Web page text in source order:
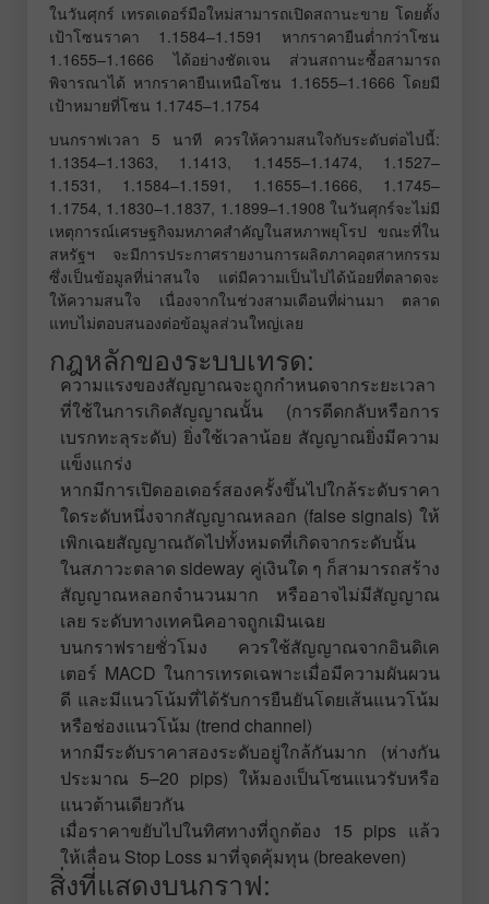
ในวันศุกร์ เทรดเดอร์มือใหม่สามารถเปิดสถานะขาย โดยตั้ง
เป้าโซนราคา 1.1584–1.1591 หากราคายืนต่ำกว่าโซน
1.1655–1.1666 ได้อย่างชัดเจน ส่วนสถานะซื้อสามารถ
พิจารณาได้ หากราคายืนเหนือโซน 1.1655–1.1666 โดยมี
เป้าหมายที่โซน 1.1745–1.1754
บนกราฟเวลา 5 นาที ควรให้ความสนใจกับระดับต่อไปนี้:
1.1354–1.1363, 1.1413, 1.1455–1.1474, 1.1527–
1.1531, 1.1584–1.1591, 1.1655–1.1666, 1.1745–
1.1754, 1.1830–1.1837, 1.1899–1.1908 ในวันศุกร์จะไม่มี
เหตุการณ์เศรษฐกิจมหภาคสำคัญในสหภาพยุโรป ขณะที่ใน
สหรัฐฯ จะมีการประกาศรายงานการผลิตภาคอุตสาหกรรม
ซึ่งเป็นข้อมูลที่น่าสนใจ แต่มีความเป็นไปได้น้อยที่ตลาดจะ
ให้ความสนใจ เนื่องจากในช่วงสามเดือนที่ผ่านมา ตลาด
แทบไม่ตอบสนองต่อข้อมูลส่วนใหญ่เลย
กฎหลักของระบบเทรด:
ความแรงของสัญญาณจะถูกกำหนดจากระยะเวลา
ที่ใช้ในการเกิดสัญญาณนั้น (การดีดกลับหรือการ
เบรกทะลุระดับ) ยิ่งใช้เวลาน้อย สัญญาณยิ่งมีความ
แข็งแกร่ง
หากมีการเปิดออเดอร์สองครั้งขึ้นไปใกล้ระดับราคา
ใดระดับหนึ่งจากสัญญาณหลอก (false signals) ให้
เพิกเฉยสัญญาณถัดไปทั้งหมดที่เกิดจากระดับนั้น
ในสภาวะตลาด sideway คู่เงินใด ๆ ก็สามารถสร้าง
สัญญาณหลอกจำนวนมาก หรืออาจไม่มีสัญญาณ
เลย ระดับทางเทคนิคอาจถูกเมินเฉย
บนกราฟรายชั่วโมง ควรใช้สัญญาณจากอินดิเค
เตอร์ MACD ในการเทรดเฉพาะเมื่อมีความผันผวน
ดี และมีแนวโน้มที่ได้รับการยืนยันโดยเส้นแนวโน้ม
หรือช่องแนวโน้ม (trend channel)
หากมีระดับราคาสองระดับอยู่ใกล้กันมาก (ห่างกัน
ประมาณ 5–20 pips) ให้มองเป็นโซนแนวรับหรือ
แนวต้านเดียวกัน
เมื่อราคาขยับไปในทิศทางที่ถูกต้อง 15 pips แล้ว
ให้เลื่อน Stop Loss มาที่จุดคุ้มทุน (breakeven)
สิ่งที่แสดงบนกราฟ: